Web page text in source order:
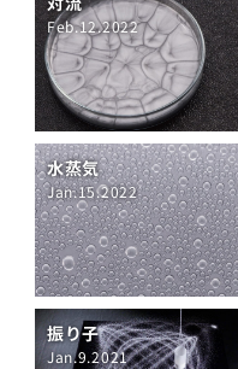
Feb.12.2022
水蒸気
Jan.15.2022
振り子
Jan.9.2021